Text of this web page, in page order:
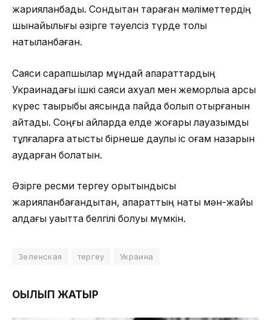
жарияланбады. Сондықтан тараған мәліметтердің
шынайылығы әзірге тәуелсіз түрде толық
нақтыланбаған.
Саяси сарапшылар мұндай ақпараттардың
Украинадағы ішкі саяси ахуал мен жемқорлыққа қарсы
күрес тақырыбы аясында пайда болып отырғанын
айтады. Соңғы айларда елде жоғары лауазымды
тұлғаларға қатысты бірнеше даулы іс қоғам назарын
аударған болатын.
Әзірге ресми тергеу қорытындысы
жарияланбағандықтан, ақпараттың нақты мән-жайы
алдағы уақытта белгілі болуы мүмкін.
Зеленская тергеу Украина
ОҚЫЛЫП ЖАТЫР